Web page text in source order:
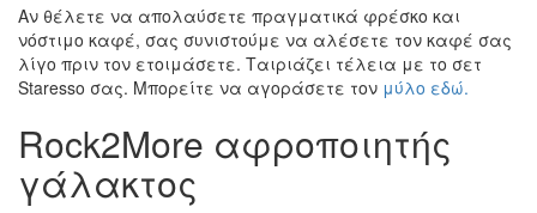
Αν θέλετε να απολαύσετε πραγματικά φρέσκο και
νόστιμο καφέ, σας συνιστούμε να αλέσετε τον καφέ σας
λίγο πριν τον ετοιμάσετε. Ταιριάζει τέλεια με το σετ
Staresso σας. Μπορείτε να αγοράσετε τον μύλο εδώ.
Rock2More αφροποιητής
γάλακτος